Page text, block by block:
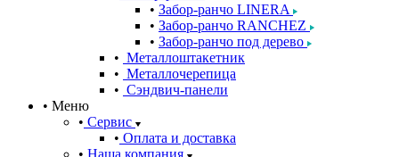
Забор-ранчо LINERA
Забор-ранчо RANCHEZ
Забор-ранчо под дерево
Металлоштакетник
Металлочерепица
Сэндвич-панели
Меню
Сервис
Оплата и доставка
Наша компания